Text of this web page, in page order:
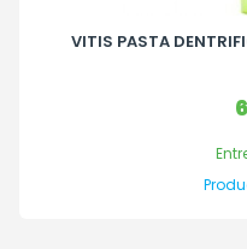
VITIS PASTA